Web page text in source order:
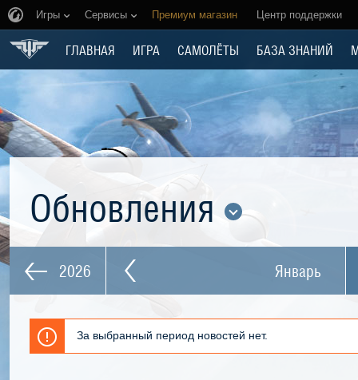
Игры Сервисы Премиум магазин Центр поддержки
ГЛАВНАЯ ИГРА САМОЛЁТЫ БАЗА ЗНАНИЙ
Обновления
2026 Январь
За выбранный период новостей нет.